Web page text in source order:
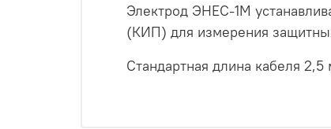
Электрод ЭНЕС-1М
(КИП) для измерения
Стандартная длина кабеля